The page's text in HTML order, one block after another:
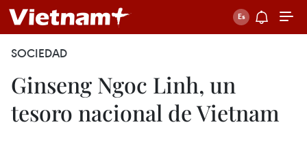
SOCIEDAD
Ginseng Ngoc Linh, un
tesoro nacional de Vietnam